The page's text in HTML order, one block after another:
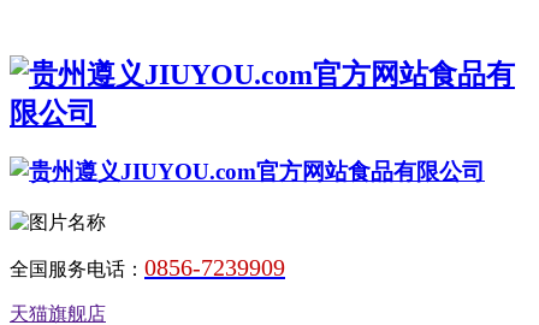
全国服务电话： 0856-7239909
天猫旗舰店